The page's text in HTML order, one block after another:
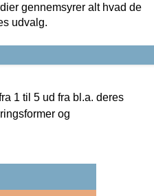
gennemsyrer alt hvad de
udvalg.
1 til 5 ud fra bl.a. deres
og